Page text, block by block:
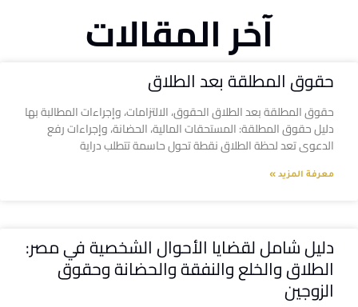
آخر المقالات
حقوق المطلقة بعد الطلاق
حقوق المطلقة بعد الطلاق الحقوق، الالتزامات، وإجراءات المطالبة بها
دليل حقوق المطلقة: المستحقات المالية، الحضانة، وإجراءات رفع
الدعوى تعد لحظة الطلاق نقطة تحول حاسمة تتطلب دراية
معرفة المزيد »
دليل شامل لقضايا الأحوال الشخصية في مصر:
الطلاق والخلع والنفقة والحضانة وحقوق
الزوجين